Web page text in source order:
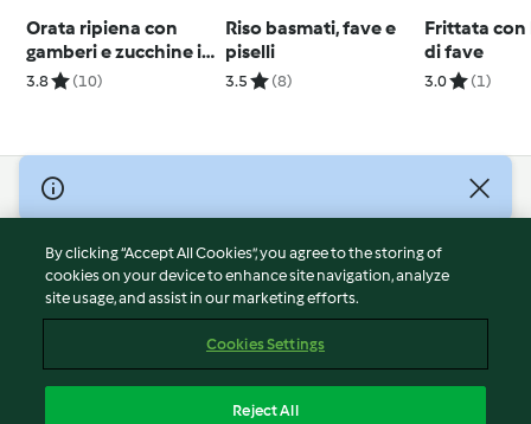
Orata ripiena con
gamberi e zucchine in
crosta di sale
3.8 (10)
Riso basmati, fave e
piselli
3.5 (8)
Frittata
di fave
3.0 (1)
© Copyright 2026
Terms of Service
Privacy Policy
Disclaimer
Cookies
By clicking “Accept All Cookies”, you agree to the storing of
cookies on your device to enhance site navigation, analyze
site usage, and assist in our marketing efforts.
Cookies Settings
Reject All